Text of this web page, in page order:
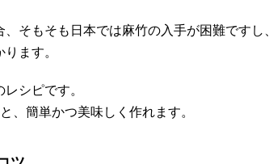
そもそも日本では麻竹の入手が困難ですし
ます。
シピです。
、簡単かつ美味しく作れます。